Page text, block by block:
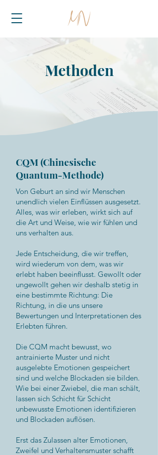
Methoden
CQM (Chinesische
Quantum-Methode)
Von Geburt an sind wir Menschen
unendlich vielen Einflüssen ausgesetzt.
Alles, was wir erleben, wirkt sich auf
die Art und Weise, wie wir fühlen und
uns verhalten aus.
Jede Entscheidung, die wir treffen,
wird wiederum von dem, was wir
erlebt haben beeinflusst. Gewollt oder
ungewollt gehen wir deshalb stetig in
eine bestimmte Richtung: Die
Richtung, in die uns unsere
Bewertungen und Interpretationen des
Erlebten führen.
Die CQM macht bewusst, wo
antrainierte Muster und nicht
ausgelebte Emotionen gespeichert
sind und welche Blockaden sie bilden.
Wie bei einer Zwiebel, die man schält,
lassen sich Schicht für Schicht
unbewusste Emotionen identifizieren
und Blockaden auflösen.
Erst das Zulassen alter Emotionen,
Zweifel und Verhaltensmuster schafft